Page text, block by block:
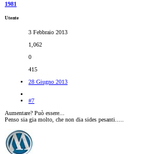
1981
Utente
3 Febbraio 2013
1,062
0
415
28 Giugno 2013
#7
Aumentare? Può essere...
Penso sia gia molto, che non dia sides pesanti.....